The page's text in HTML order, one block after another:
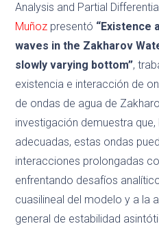
Analysis and Partial
Muñoz presentó “Existence
waves in the Zakharov
slowly varying bottom”,
existencia e interacción de
de ondas de agua de
investigación demuestra
adecuadas, estas ondas
interacciones prolongadas
enfrentando desafíos
cuasilineal del modelo y a la
general de estabilidad